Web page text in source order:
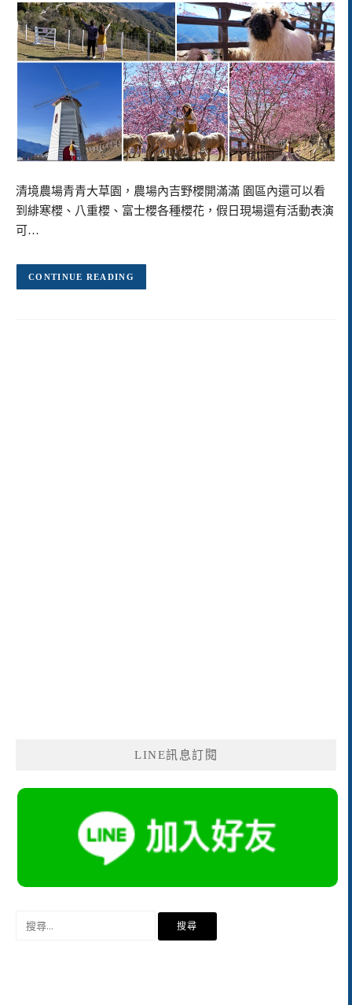
清境農場青青大草園，農場內吉野櫻開滿滿 園區內還可以看
到緋寒櫻、八重櫻、富士櫻各種櫻花，假日現場還有活動表演
可…
CONTINUE READING
LINE訊息訂閱